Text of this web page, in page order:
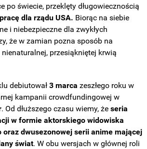
po świecie, przeklęty długowiecznością
pracę dla rządu USA. Biorąc na siebie
i niebezpieczne dla zwykłych
że w zamian pozna sposób na
przesiąkniętej krwią
debiutował3 marca zeszłego roku w
kampanii crowdfundingowej w
. Od dłuższego czasu wiemy, żeseria
w formie aktorskiego widowiska
oraz dwusezonowej serii anime mającej
świat. W obu wersjach w głównej roli